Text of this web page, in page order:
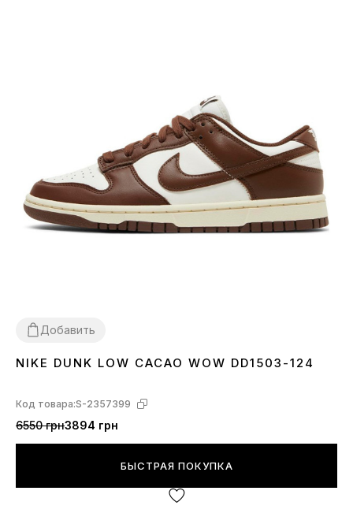
Добавить
3637 383940 4142 43 4445
NIKE DUNK LOW CACAO WOW DD1503-124
Код товара:S-2357399
6550 грн3894 грн
БЫСТРАЯ ПОКУПКА